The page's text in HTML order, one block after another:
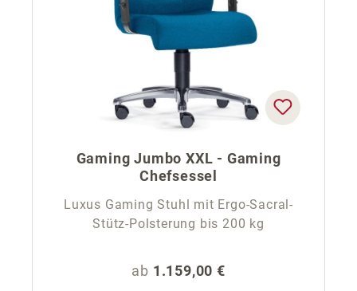
Gaming Jumbo XXL - Gaming
Chefsessel
Luxus Gaming Stuhl mit Ergo-Sacral-
Stütz-Polsterung bis 200 kg
Regulärer Preis:
ab 1.159,00 €